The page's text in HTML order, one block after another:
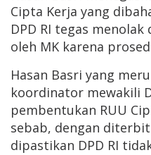
Cipta Kerja yang
DPD RI tegas
oleh MK karena
Hasan Basri yang
koordinator mewakili
pembentukan RUU
sebab, dengan
dipastikan DPD RI